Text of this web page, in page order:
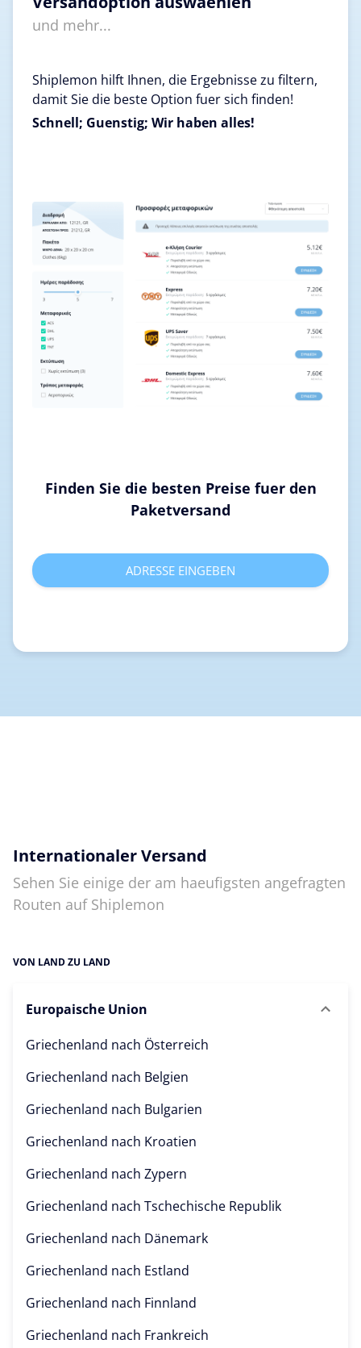
und mehr...
Shiplemon hilft Ihnen, die Ergebnisse zu filtern,
damit Sie die beste Option fuer sich finden!
Schnell; Guenstig; Wir haben alles!
Finden Sie die besten Preise fuer den
Paketversand
ADRESSE EINGEBEN
Internationaler Versand
Sehen Sie einige der am haeufigsten angefragten
Routen auf Shiplemon
VON LAND ZU LAND
Europaische Union
Griechenland nach Österreich
Griechenland nach Belgien
Griechenland nach Bulgarien
Griechenland nach Kroatien
Griechenland nach Zypern
Griechenland nach Tschechische Republik
Griechenland nach Dänemark
Griechenland nach Estland
Griechenland nach Finnland
Griechenland nach Frankreich